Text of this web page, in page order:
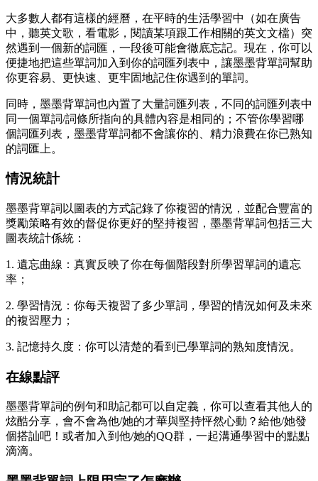
大多數人都有這樣的經曆，在平時的生活學習中（如在廣告
中，聽英文歌，看電影，閱讀某項跟工作相關的英文文檔）突
然遇到一個新的詞匯，一段後可能會徹底忘記。現在，你可以
便捷地把這些單詞加入到你的詞匯列表中，讓墨墨背單詞幫助
你更容易、更快速、更牢固地記住你遇到的單詞。
同時，墨墨背單詞也內置了大量詞匯列表，不同的詞匯列表中
同一個單詞/詞條所指向的具體內容是相同的；不管你學習哪
個詞匯列表，墨墨背單詞都不會讓你的、精力浪費在你已熟知
的詞匯上。
情況統計
墨墨背單詞以圖表的方式記錄了你複習的情況，並配合豐富的
獎勵策略有效的督促你更好的堅持複習，墨墨背單詞包括三大
圖表統計係統：
1. 遺忘曲線：真實反映了你在每個階段對所學習單詞的遺忘
率；
2. 學習情況：你每天複習了多少單詞，學習的情況如何及未來
的複習壓力；
3. 記憶持久度：你可以清楚的看到已學單詞的熟知度情況。
在線點評
墨墨背單詞的例句和助記都可以自定義，你可以查看其他人的
炫酷分享，會不會為他/她的才華與堅持怦然心動？給他/她發
個搭訕吧！或者加入到他/她的QQ群，一起溝通學習中的點點
滴滴。